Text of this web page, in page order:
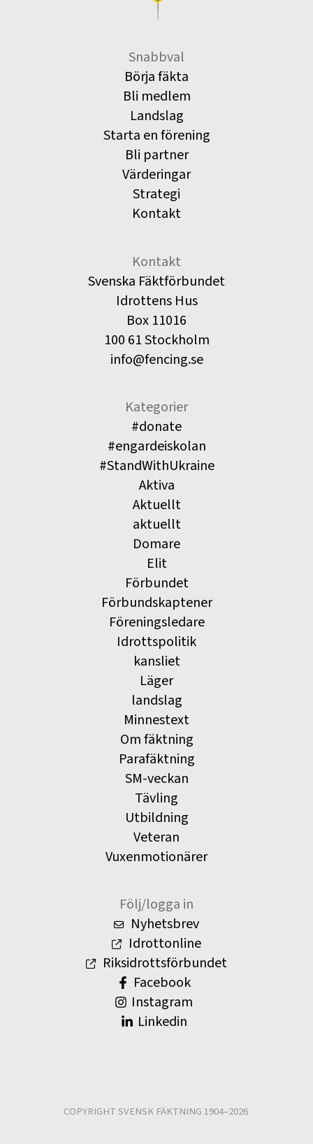
Snabbval
Börja fäkta
Bli medlem
Landslag
Starta en förening
Bli partner
Värderingar
Strategi
Kontakt
Kontakt
Svenska Fäktförbundet
Idrottens Hus
Box 11016
100 61 Stockholm
info@fencing.se
Kategorier
#donate
#engardeiskolan
#StandWithUkraine
Aktiva
Aktuellt
aktuellt
Domare
Elit
Förbundet
Förbundskaptener
Föreningsledare
Idrottspolitik
kansliet
Läger
landslag
Minnestext
Om fäktning
Parafäktning
SM-veckan
Tävling
Utbildning
Veteran
Vuxenmotionärer
Följ/logga in
Nyhetsbrev
Idrottonline
Riksidrottsförbundet
Facebook
Instagram
Linkedin
COPYRIGHT SVENSK FÄKTNING 1904–2026